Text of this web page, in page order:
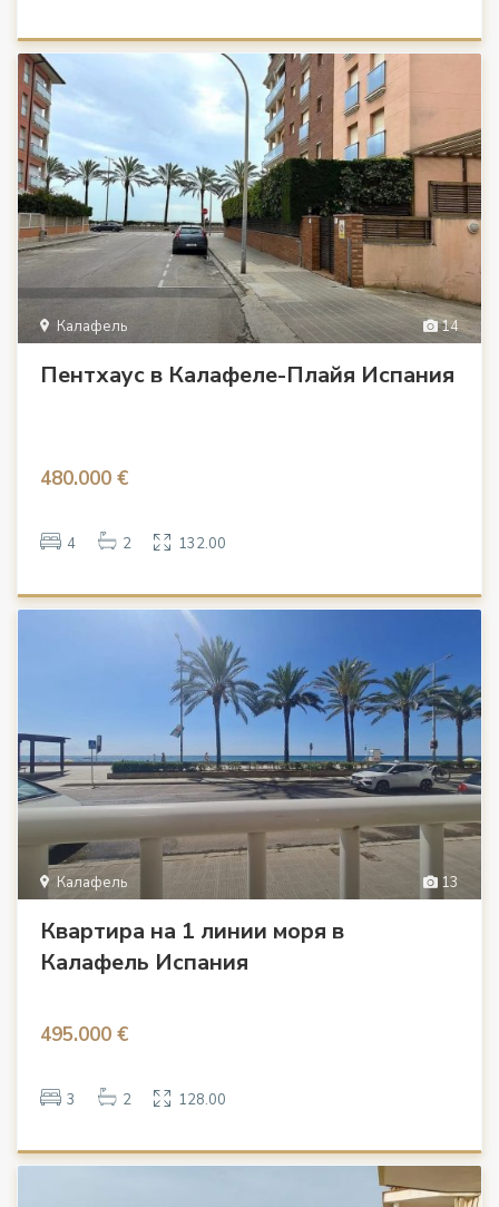
14
Калафель
Пентхаус в Калафеле-Плайя Испания
480.000 €
4 2 132.00
13
Калафель
Квартира на 1 линии моря в
Калафель Испания
495.000 €
3 2 128.00